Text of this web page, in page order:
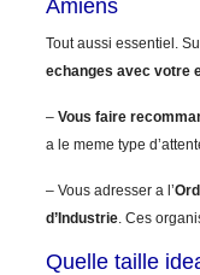
Amiens
Tout aussi essentiel.
echanges avec votre
– Vous faire
a le meme type
– Vous adresser a l’
d’Industrie. Ces
Quelle taille